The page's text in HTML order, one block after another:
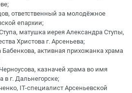
ответственный за молодёжное
епархии;
матушка иерея Александра Ступы,
Христова г. Арсеньева;
Бабенкова, активная прихожанка храма
казначей храма во имя
в г. Дальнегорске;
IT-специалист Арсеньевской